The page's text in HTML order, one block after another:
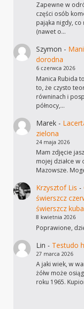
Zapewne w
części osób
pająka nigdy,
(nawet o…
Szymon -
dorodna
6 czerwca 2026
Manica Rubida
to, że czysto
równinach i
północy,…
Marek-
zielona
24 maja 2026
Mam zdjęcie
mojej działce w
Mazowsze.
Krzysztof Lis -
świerszcz
świerszcz
8 kwietnia 2026
Poprawione,
Lin - Testudo
27 marca 2026
A jaki wiek, w
żółw może
roku 1965.